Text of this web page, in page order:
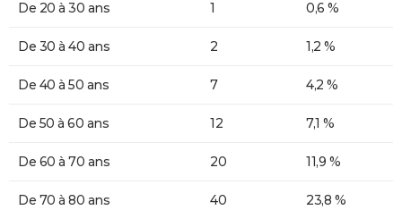
De 20 à 30 ans 1 0,6 %
De 30 à 40 ans 2 1,2 %
De 40 à 50 ans 7 4,2 %
De 50 à 60 ans 12 7,1 %
De 60 à 70 ans 20 11,9 %
De 70 à 80 ans 40 23,8 %